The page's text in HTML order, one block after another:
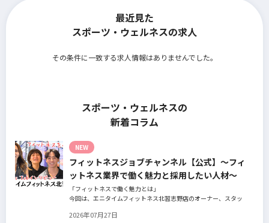
最近見た
スポーツ・ウェルネスの求人
その条件に一致する求人情報はありませんでした。
スポーツ・ウェルネスの
新着コラム
NEW
フィットネスジョブチャンネル【公式】～フィ
ットネス業界で働く魅力と採用したい人材～
「フィットネスで働く魅力とは」
今回は、エニタイムフィットネス北習志野店のオーナー、スタッ
についてインタビュー。オーナー様からはスタッフの採用基準、実
2026年07月27日